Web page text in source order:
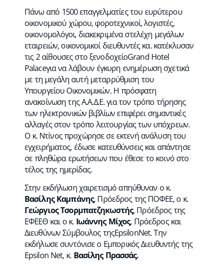
Πάνω από 1500 επαγγελματίες του ευρύτερου
οικονομικού χώρου, φοροτεχνικοί, λογιστές,
οικονομολόγοι, διακεκριμένα στελέχη μεγάλων
εταιρειών, οικονομικοί διευθυντές κα. κατέκλυσαν
τις 2 αίθουσες στο ξενοδοχείοGrand Hotel
Palaceγια να λάβουν έγκυρη ενημέρωση σχετικά
με τη μεγάλη αυτή μεταρρύθμιση του
Υπουργείου Οικονομικών. Η πρόσφατη
ανακοίνωση της Α.Α.Δ.Ε. για τον τρόπο τήρησης
των ηλεκτρονικών βιβλίων επιφέρει σημαντικές
αλλαγές στον τρόπο λειτουργίας των υπόχρεων.
Ο κ. Ντίνος προχώρησε σε εκτενή ανάλυση του
εγχειρήματος, έδωσε κατευθύνσεις και απάντησε
σε πληθώρα ερωτήσεων που έθεσε το κοινό στο
τέλος της ημερίδας.
Στην εκδήλωση χαιρετισμό απηύθυναν ο κ.
Βασίλης Καμπάνης, Πρόεδρος της ΠΟΦΕΕ, ο κ.
Γεώργιος Τσορμπατζηκωστής, Πρόεδρος της
ΕΦΕΕΘ και ο κ. Ιωάννης Μίχος, Πρόεδρος και
Διευθύνων Σύμβουλος τηςEpsilonNet. Την
εκδήλωσε συντόνισε ο Εμπορικός Διευθυντής της
Epsilon Net, κ. Βασίλης Πρασσάς.